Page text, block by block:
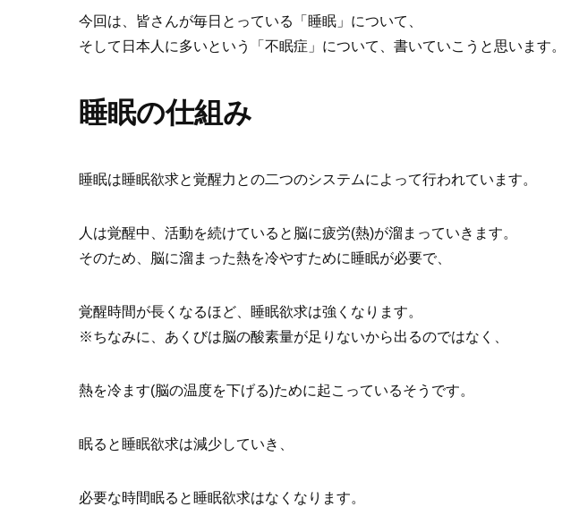
今回は、皆さんが毎日とっている「睡眠」について、
そして日本人に多いという「不眠症」について、書いていこうと思います。
睡眠の仕組み
睡眠は睡眠欲求と覚醒力との二つのシステムによって行われています。
人は覚醒中、活動を続けていると脳に疲労(熱)が溜まっていきます。
そのため、脳に溜まった熱を冷やすために睡眠が必要で、
覚醒時間が長くなるほど、睡眠欲求は強くなります。
※ちなみに、あくびは脳の酸素量が足りないから出るのではなく、
熱を冷ます(脳の温度を下げる)ために起こっているそうです。
眠ると睡眠欲求は減少していき、
必要な時間眠ると睡眠欲求はなくなります。